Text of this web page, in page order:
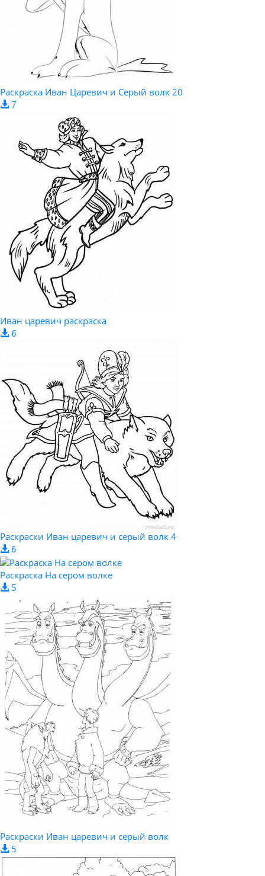
Раскраска Иван Царевич и Серый волк 20
7
Иван царевич раскраска
6
Раскраски Иван царевич и серый волк 4
6
Раскраска На сером волке
5
Раскраски Иван царевич и серый волк
5